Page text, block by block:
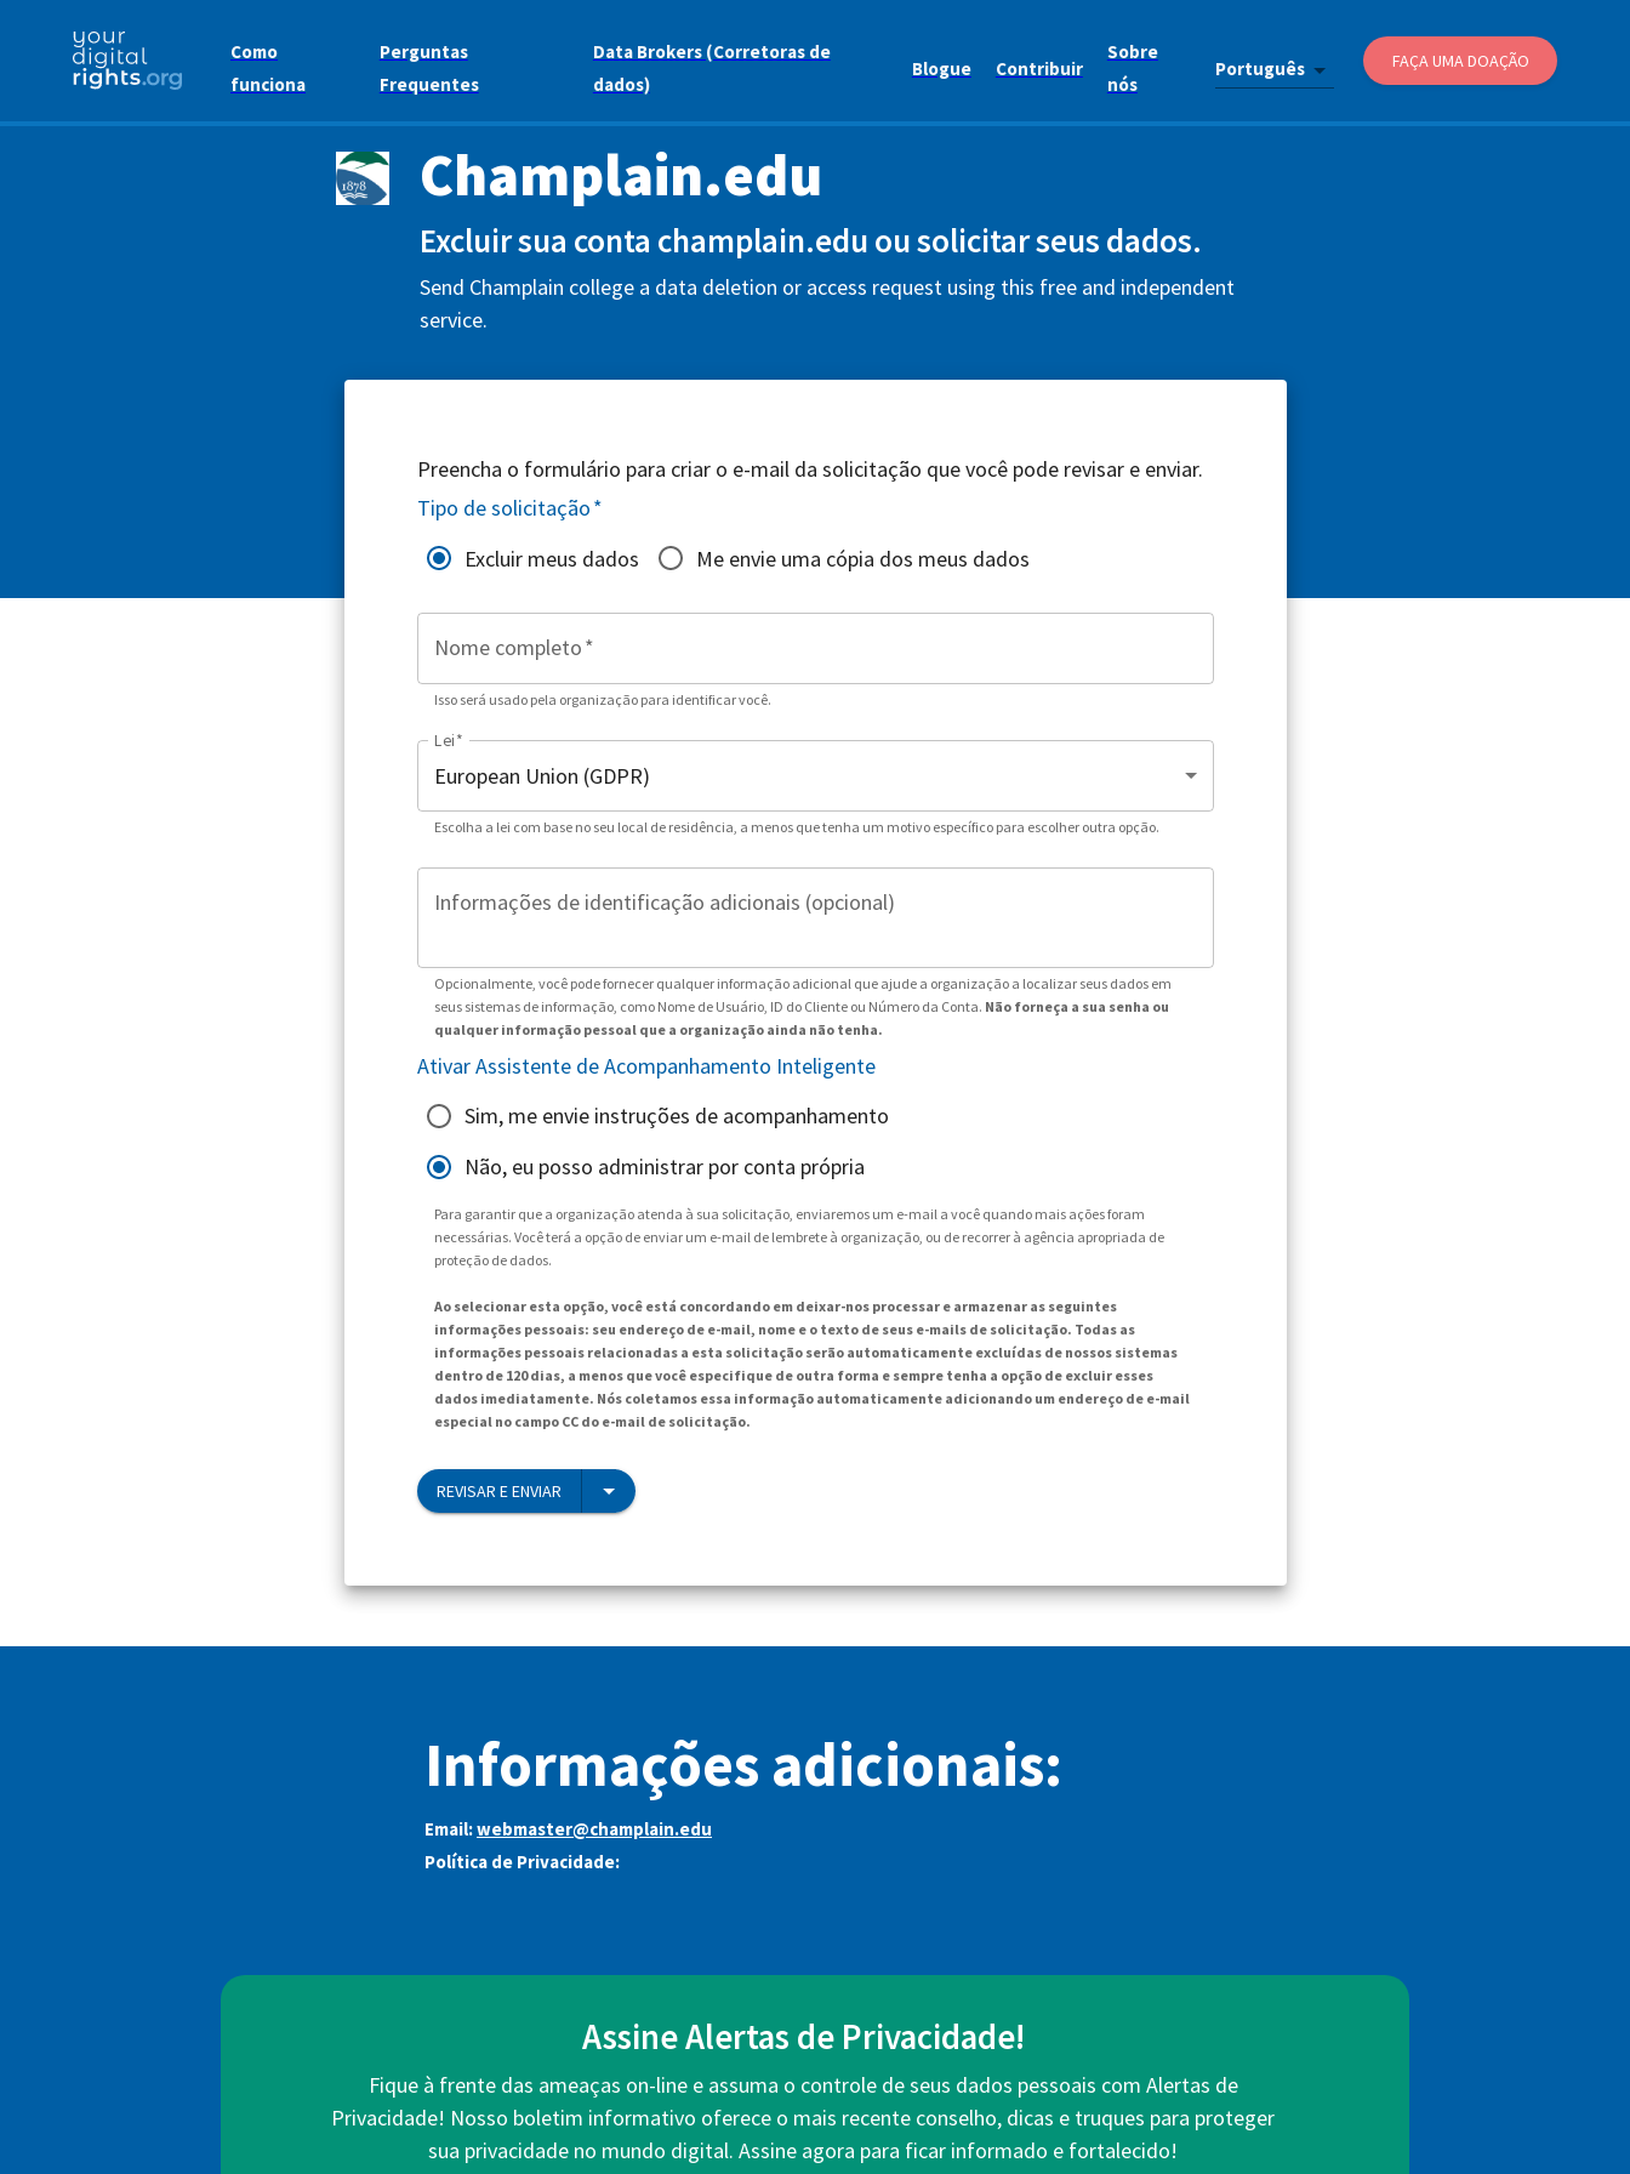
Como
funciona
Perguntas
Frequentes
Data Brokers (Corretoras de
dados)
Blogue Contribuir
Sobre
nós
Português FAÇA UMA DOAÇÃO
Champlain.edu
Excluir sua conta champlain.edu ou solicitar seus dados.
Send Champlain college a data deletion or access request using this free and independent
service.
Preencha o formulário para criar o e-mail da solicitação que você pode revisar e enviar.
Tipo de solicitação*
Excluir meus dados
Me envie uma cópia dos meus dados
Nome completo*
Isso será usado pela organização para identificar você.
Lei*
Escolha a lei com base no seu local de residência, a menos que tenha um motivo específico para escolher outra opção.
Informações de identificação adicionais (opcional)
Opcionalmente, você pode fornecer qualquer informação adicional que ajude a organização a localizar seus dados em
seus sistemas de informação, como Nome de Usuário, ID do Cliente ou Número da Conta. Não forneça a sua senha ou
qualquer informação pessoal que a organização ainda não tenha.
Ativar Assistente de Acompanhamento Inteligente
Sim, me envie instruções de acompanhamento
Não, eu posso administrar por conta própria
Para garantir que a organização atenda à sua solicitação, enviaremos um e-mail a você quando mais ações foram
necessárias. Você terá a opção de enviar um e-mail de lembrete à organização, ou de recorrer à agência apropriada de
proteção de dados.
Ao selecionar esta opção, você está concordando em deixar-nos processar e armazenar as seguintes
informações pessoais: seu endereço de e-mail, nome e o texto de seus e-mails de solicitação. Todas as
informações pessoais relacionadas a esta solicitação serão automaticamente excluídas de nossos sistemas
dentro de 120 dias, a menos que você especifique de outra forma e sempre tenha a opção de excluir esses
dados imediatamente. Nós coletamos essa informação automaticamente adicionando um endereço de e-mail
especial no campo CC do e-mail de solicitação.
REVISAR E ENVIAR
Informações adicionais:
Email:webmaster@champlain.edu
Política de Privacidade:
Assine Alertas de Privacidade!
Fique à frente das ameaças on-line e assuma o controle de seus dados pessoais com Alertas de
Privacidade! Nosso boletim informativo oferece o mais recente conselho, dicas e truques para proteger
sua privacidade no mundo digital. Assine agora para ficar informado e fortalecido!